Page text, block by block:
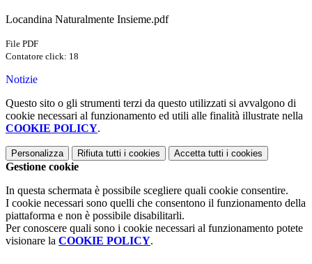
Locandina Naturalmente Insieme.pdf
File PDF
Contatore click: 18
Notizie
Questo sito o gli strumenti terzi da questo utilizzati si avvalgono di
cookie necessari al funzionamento ed utili alle finalità illustrate nella
COOKIE POLICY.
Personalizza Rifiuta tutti i cookies Accetta tutti i cookies
Gestione cookie
In questa schermata è possibile scegliere quali cookie consentire.
I cookie necessari sono quelli che consentono il funzionamento della
piattaforma e non è possibile disabilitarli.
Per conoscere quali sono i cookie necessari al funzionamento potete
visionare la COOKIE POLICY.